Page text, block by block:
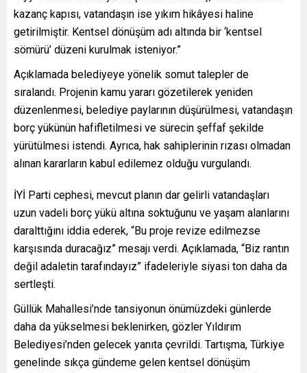
kazanç kapısı, vatandaşın ise yıkım hikâyesi haline
getirilmiştir. Kentsel dönüşüm adı altında bir ‘kentsel
sömürü’ düzeni kurulmak isteniyor.”
Açıklamada belediyeye yönelik somut talepler de
sıralandı. Projenin kamu yararı gözetilerek yeniden
düzenlenmesi, belediye paylarının düşürülmesi, vatandaşın
borç yükünün hafifletilmesi ve sürecin şeffaf şekilde
yürütülmesi istendi. Ayrıca, hak sahiplerinin rızası olmadan
alınan kararların kabul edilemez olduğu vurgulandı.
İYİ Parti cephesi, mevcut planın dar gelirli vatandaşları
uzun vadeli borç yükü altına soktuğunu ve yaşam alanlarını
daralttığını iddia ederek, “Bu proje revize edilmezse
karşısında duracağız” mesajı verdi. Açıklamada, “Biz rantın
değil adaletin tarafındayız” ifadeleriyle siyasi ton daha da
sertleşti.
Güllük Mahallesi’nde tansiyonun önümüzdeki günlerde
daha da yükselmesi beklenirken, gözler Yıldırım
Belediyesi’nden gelecek yanıta çevrildi. Tartışma, Türkiye
genelinde sıkça gündeme gelen kentsel dönüşüm